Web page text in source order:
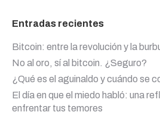
Entradas recientes
Bitcoin: entre la revolución y la
No al oro, sí al bitcoin. ¿Seguro?
¿Qué es el aguinaldo y cuándo se
El día en que el miedo habló: una
enfrentar tus temores